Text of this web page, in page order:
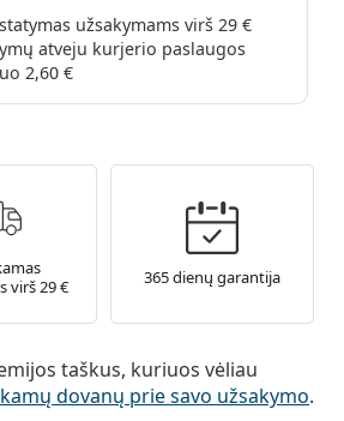
užsakymams virš 29 €
atveju kurjerio paslaugos
2,60 €
virš 29 €
365 dienų garantija
taškus, kuriuos vėliau
dovanų prie savo užsakymo.